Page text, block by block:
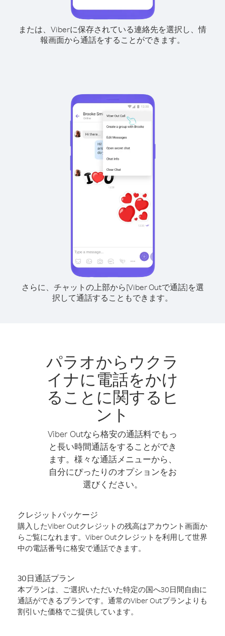
または、Viberに保存されている連絡先を選択し、情
報画面から通話をすることができます。
さらに、チャットの上部から[Viber Outで通話]を選
択して通話することもできます。
パラオからウクラ
イナに電話をかけ
ることに関するヒ
ント
Viber Outなら格安の通話料でもっ
と長い時間通話をすることができ
ます。様々な通話メニューから、
自分にぴったりのオプションをお
選びください。
クレジットパッケージ
購入したViber Outクレジットの残高はアカウント画面か
らご覧になれます。Viber Outクレジットを利用して世界
中の電話番号に格安で通話できます。
30日通話プラン
本プランは、ご選択いただいた特定の国へ30日間自由に
通話ができるプランです。通常のViber Outプランよりも
割引いた価格でご提供しています。